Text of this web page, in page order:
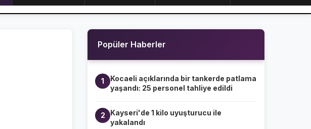
GALERİLER KURUMSAL
Popüler Haberler
1
Kocaeli açıklarında bir tankerde patlama
yaşandı: 25 personel tahliye edildi
2
Kayseri'de 1 kilo uyuşturucu ile
yakalandı